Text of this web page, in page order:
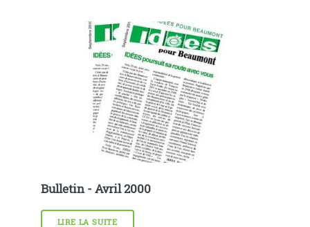
Bulletin - Avril 2000
LIRE LA SUITE